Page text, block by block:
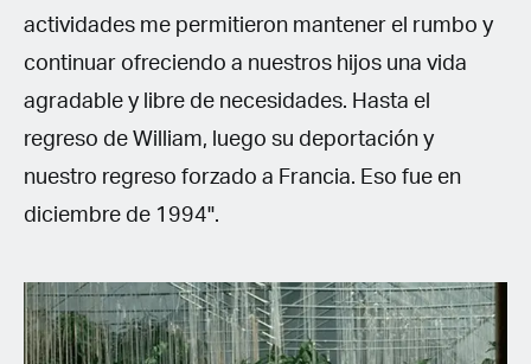
actividades me permitieron mantener el rumbo y
continuar ofreciendo a nuestros hijos una vida
agradable y libre de necesidades. Hasta el
regreso de William, luego su deportación y
nuestro regreso forzado a Francia. Eso fue en
diciembre de 1994".